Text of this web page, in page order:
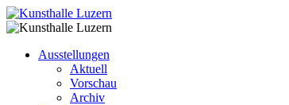
Ausstellungen
Aktuell
Vorschau
Archiv